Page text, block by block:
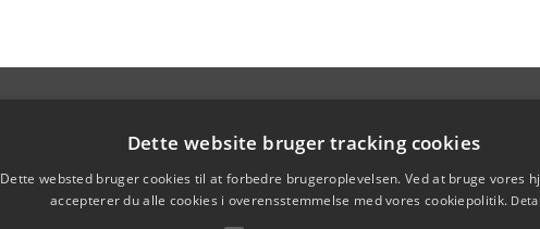
Dette website bruger tracking cookies
Dette websted bruger cookies til at forbedre brugeroplevelsen. Ved at bruge vores
accepterer du alle cookies i overensstemmelse med vores cookiepolitik.